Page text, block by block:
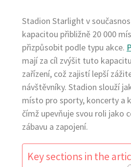
Stadion Starlight v
kapacitou přibližně 20 000
přizpůsobit podle typu akce.
mají za cíl zvýšit tuto
zařízení, což zajistí lepší
návštěvníky. Stadion slouží
místo pro sporty, koncerty a
čímž upevňuje svou roli jako
zábavu a zapojení.
Key sections in the